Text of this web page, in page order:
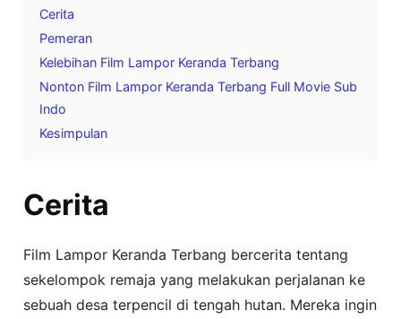
Cerita
Pemeran
Kelebihan Film Lampor Keranda Terbang
Nonton Film Lampor Keranda Terbang Full Movie Sub
Indo
Kesimpulan
Cerita
Film Lampor Keranda Terbang bercerita tentang
sekelompok remaja yang melakukan perjalanan ke
sebuah desa terpencil di tengah hutan. Mereka ingin